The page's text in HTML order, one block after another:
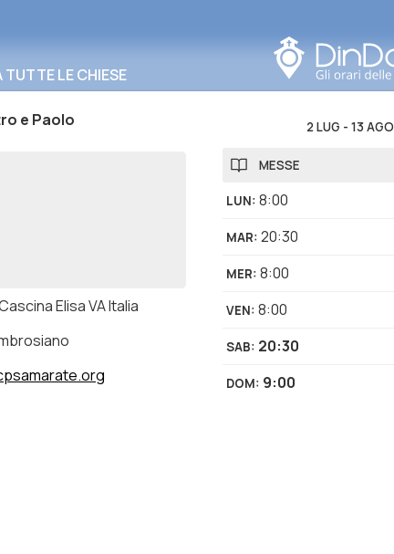
LE CHIESE
e Paolo
Elisa VA Italia
2 LUG - 13 AGO
MESSE
LUN: 8:00
MAR: 20:30
MER: 8:00
VEN: 8:00
SAB: 20:30
DOM: 9:00